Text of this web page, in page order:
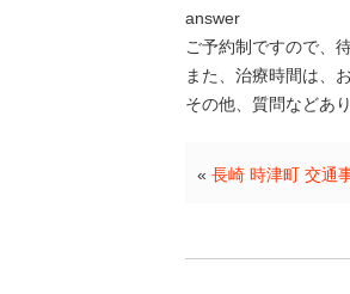
answer
ご予約制ですので、
また、治療時間は、
その他、質問などあ
« 長崎 時津町 交通